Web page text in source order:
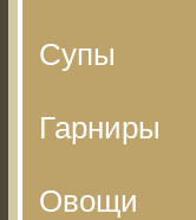
Супы
Гарниры
Овощи